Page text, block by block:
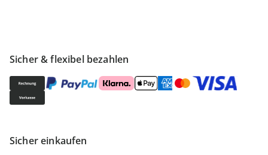
Sicher & flexibel bezahlen
Sicher einkaufen